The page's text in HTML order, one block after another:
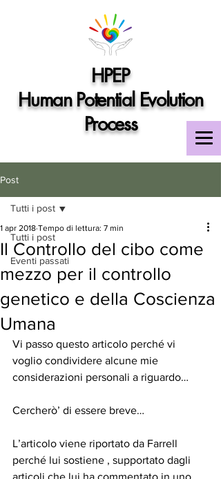
HPEP
Human Potential Evolution
Process
Post
Tutti i post
Eventi passati
Tutti i post
Il Controllo del cibo come
mezzo per il controllo
genetico e della Coscienza
Umana
1 apr 2018 Tempo di lettura: 7 min
Vi passo questo articolo perché vi
voglio condividere alcune mie
considerazioni personali a riguardo…
Cercherò’ di essere breve…
L’articolo viene riportato da Farrell
perché lui sostiene , supportato dagli
articoli che lui ha commentato in uno